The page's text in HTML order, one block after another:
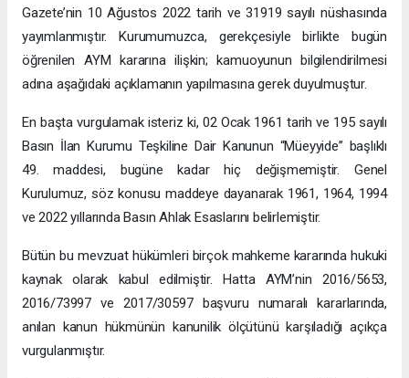
Gazete’nin 10 Ağustos 2022 tarih ve 31919 sayılı nüshasında
yayımlanmıştır. Kurumumuzca, gerekçesiyle birlikte bugün
öğrenilen AYM kararına ilişkin; kamuoyunun bilgilendirilmesi
adına aşağıdaki açıklamanın yapılmasına gerek duyulmuştur.
En başta vurgulamak isteriz ki, 02 Ocak 1961 tarih ve 195 sayılı
Basın İlan Kurumu Teşkiline Dair Kanunun “Müeyyide” başlıklı
49. maddesi, bugüne kadar hiç değişmemiştir. Genel
Kurulumuz, söz konusu maddeye dayanarak 1961, 1964, 1994
ve 2022 yıllarında Basın Ahlak Esaslarını belirlemiştir.
Bütün bu mevzuat hükümleri birçok mahkeme kararında hukuki
kaynak olarak kabul edilmiştir. Hatta AYM’nin 2016/5653,
2016/73997 ve 2017/30597 başvuru numaralı kararlarında,
anılan kanun hükmünün kanunilik ölçütünü karşıladığı açıkça
vurgulanmıştır.